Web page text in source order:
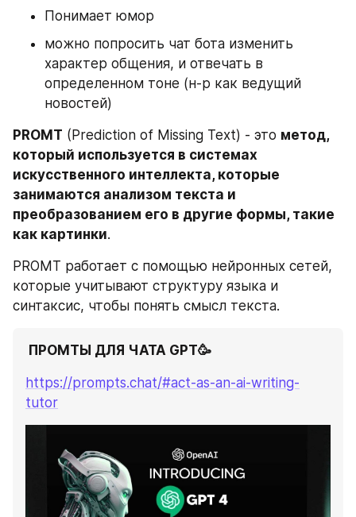
Понимает юмор
можно попросить чат бота изменить
характер общения, и отвечать в
определенном тоне (н-р как ведущий
новостей)
PROMT (Prediction of Missing Text) - это метод,
который используется в системах
искусственного интеллекта, которые
занимаются анализом текста и
преобразованием его в другие формы, такие
как картинки.
PROMT работает с помощью нейронных сетей,
которые учитывают структуру языка и
синтаксис, чтобы понять смысл текста.
ПРОМТЫ ДЛЯ ЧАТА GPT🥳
https://prompts.chat/#act-as-an-ai-writing-
tutor